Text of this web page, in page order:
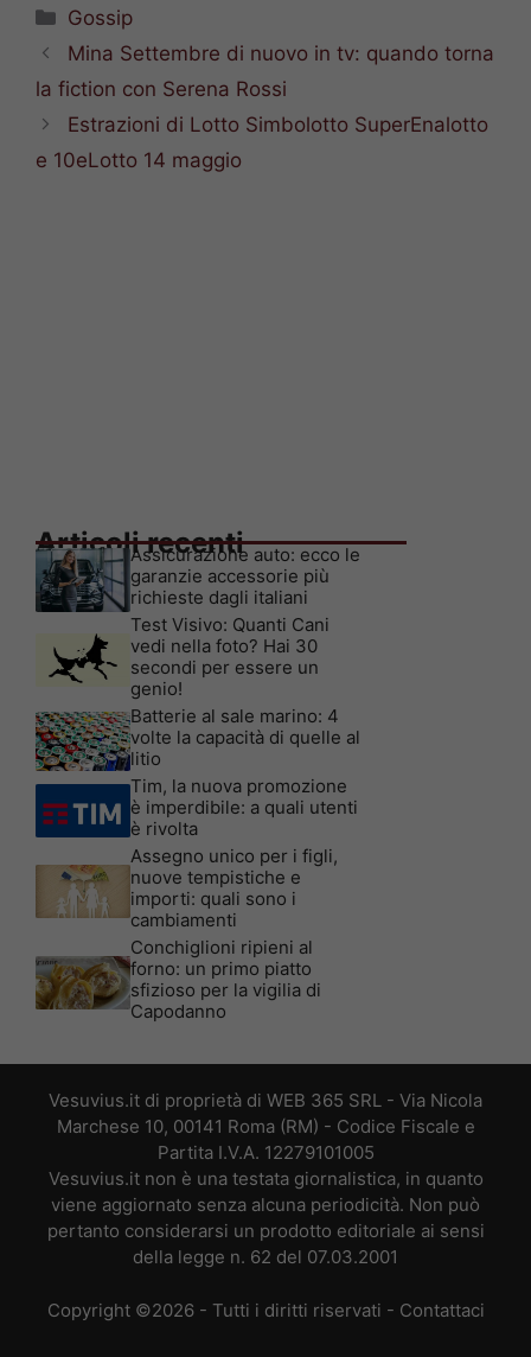
Categorie
Gossip
Mina Settembre di nuovo in tv: quando torna
la fiction con Serena Rossi
Estrazioni di Lotto Simbolotto SuperEnalotto
e 10eLotto 14 maggio
Articoli recenti
Assicurazione auto: ecco le
garanzie accessorie più
richieste dagli italiani
Test Visivo: Quanti Cani
vedi nella foto? Hai 30
secondi per essere un
genio!
Batterie al sale marino: 4
volte la capacità di quelle al
litio
Tim, la nuova promozione
è imperdibile: a quali utenti
è rivolta
Assegno unico per i figli,
nuove tempistiche e
importi: quali sono i
cambiamenti
Conchiglioni ripieni al
forno: un primo piatto
sfizioso per la vigilia di
Capodanno
Vesuvius.it di proprietà di WEB 365 SRL - Via Nicola
Marchese 10, 00141 Roma (RM) - Codice Fiscale e
Partita I.V.A. 12279101005
Vesuvius.it non è una testata giornalistica, in quanto
viene aggiornato senza alcuna periodicità. Non può
pertanto considerarsi un prodotto editoriale ai sensi
della legge n. 62 del 07.03.2001
Copyright ©2026 - Tutti i diritti riservati - Contattaci